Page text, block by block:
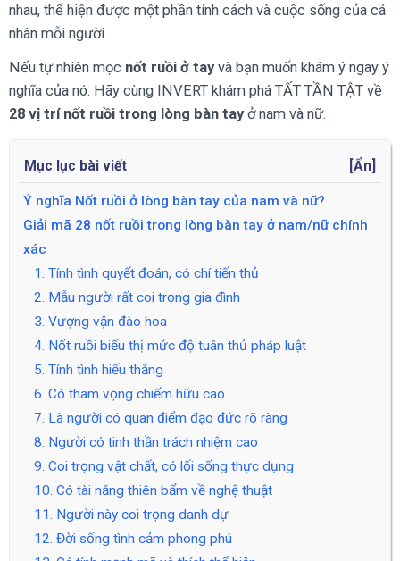
nhau, thể hiện được một phần tính cách và cuộc sống của cá
nhân mỗi người.
Nếu tự nhiên mọc nốt ruồi ở tayvà bạn muốn khám ý ngay ý
nghĩa của nó. Hãy cùng INVERT khám phá TẤT TẦN TẬT về
28 vị trí nốt ruồi trong lòng bàn tayở nam và nữ.
Mục lục bài viết Ẩn
Ý nghĩa Nốt ruồi ở lòng bàn tay của nam và nữ?
Giải mã 28 nốt ruồi trong lòng bàn tay ở nam/nữ chính
xác
1. Tính tình quyết đoán, có chí tiến thủ
2. Mẫu người rất coi trọng gia đình
3. Vượng vận đào hoa
4. Nốt ruồi biểu thị mức độ tuân thủ pháp luật
5. Tính tình hiếu thắng
6. Có tham vọng chiếm hữu cao
7. Là người có quan điểm đạo đức rõ ràng
8. Người có tinh thần trách nhiệm cao
9. Coi trọng vật chất, có lối sống thực dụng
10. Có tài năng thiên bẩm về nghệ thuật
11. Người này coi trọng danh dự
12. Đời sống tình cảm phong phú